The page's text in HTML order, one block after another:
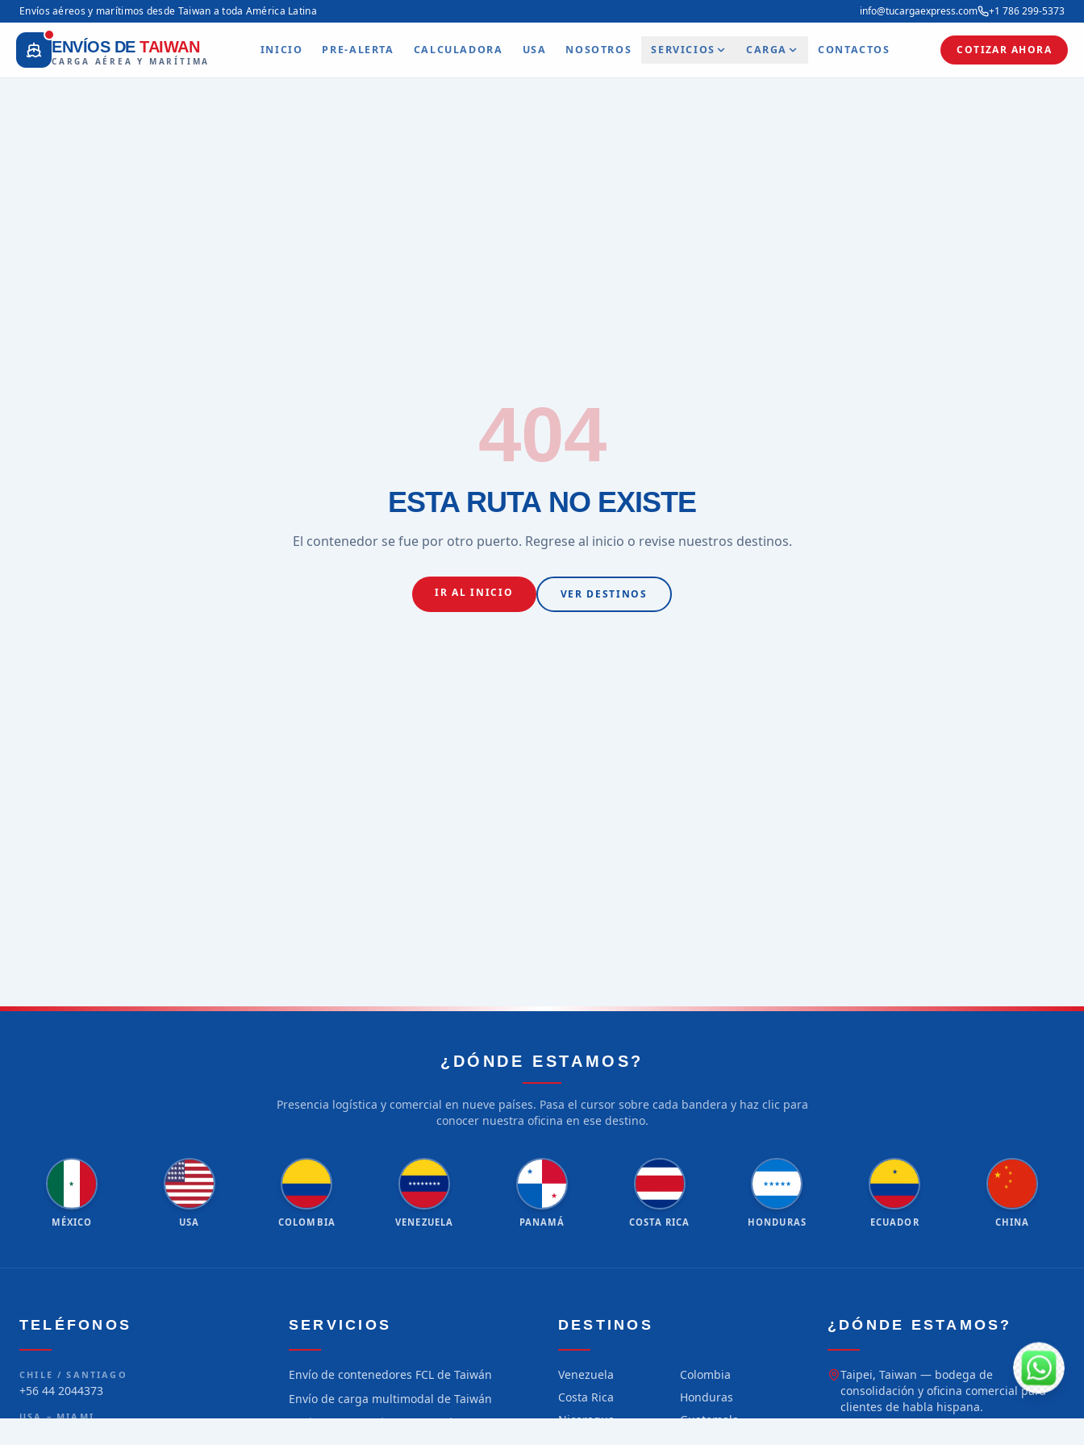
Envíos aéreos y marítimos desde Taiwan a toda América Latina info@tucargaexpress.com +1 786 299-5373
ENVÍOS DE TAIWAN
CARGA AÉREA Y MARÍTIMA
INICIO PRE-ALERTA CALCULADORA USA NOSOTROS SERVICIOS CARGA CONTACTOS COTIZAR AHORA
404
ESTA RUTA NO EXISTE
El contenedor se fue por otro puerto. Regrese al inicio o revise nuestros destinos.
IR AL INICIO VER DESTINOS
¿DÓNDE ESTAMOS?
Presencia logística y comercial en nueve países. Pasa el cursor sobre cada bandera y haz clic para
conocer nuestra oficina en ese destino.
★
MÉXICO
★★★★
★★★★★
★★★★★
★★★★★
USA COLOMBIA
★★★★★★★★
VENEZUELA
★
★
PANAMÁ COSTA RICA
★★★★★
HONDURAS
★
ECUADOR
★
★
★
★
★
CHINA
TELÉFONOS
CHILE / SANTIAGO
+56 44 2044373
USA – MIAMI
SERVICIOS
Envío de contenedores FCL de Taiwán
Envío de carga multimodal de Taiwán
Envío de carga aérea de Taiwán
DESTINOS
Venezuela
Colombia
Costa Rica
Honduras
Nicaragua
Guatemala
¿DÓNDE ESTAMOS?
Taipei, Taiwan — bodega de
consolidación y oficina comercial para
clientes de habla hispana.